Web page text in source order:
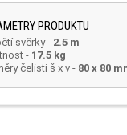
PRODUKTU
svěrky- 2.5 m
- 17.5 kg
čelisti š x v - 80 x 80